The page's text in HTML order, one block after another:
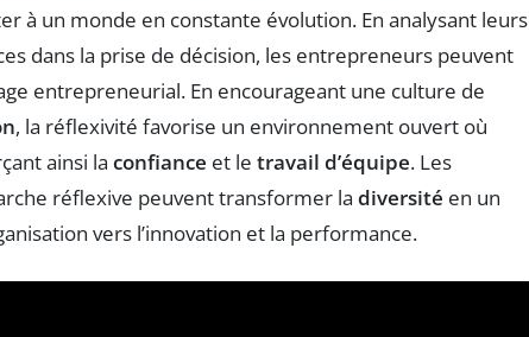
à un monde en constante évolution. En analysant leurs
dans la prise de décision, les entrepreneurs peuvent
entrepreneurial. En encourageant une culture de
, la réflexivité favorise un environnement ouvert où
ainsi la confiance et le travail d’équipe. Les
réflexive peuvent transformer la diversité en un
vers l’innovation et la performance.